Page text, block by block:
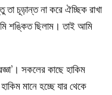
চূড়ান্ত না করে ঐচ্ছিক রাখা
শঙ্কিত ছিলাম। তাই আমি
সকলের কাছে হাকিম
মানে হচ্ছে যার থেকে